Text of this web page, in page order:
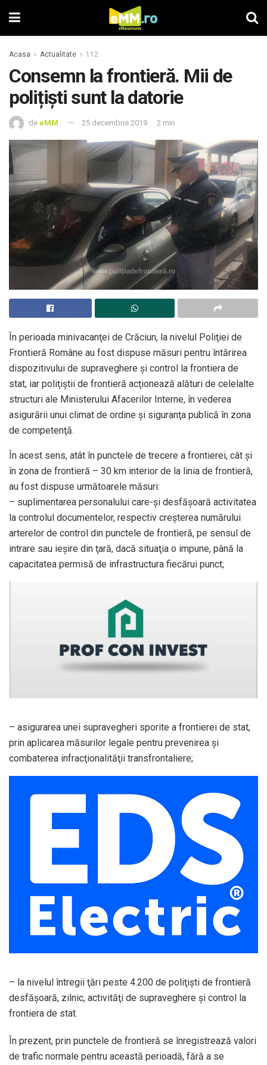
Acasa Actualitate 112
Consemn la frontieră. Mii de
polițiști sunt la datorie
de eMM 25 decembrie 2019 2 min
În perioada minivacanţei de Crăciun, la nivelul Poliţiei de
Frontieră Române au fost dispuse măsuri pentru întărirea
dispozitivului de supraveghere şi control la frontiera de
stat, iar poliţiştii de frontieră acţionează alături de celelalte
structuri ale Ministerului Afacerilor Interne, în vederea
asigurării unui climat de ordine şi siguranţa publică în zona
de competenţă.
În acest sens, atât în punctele de trecere a frontierei, cât şi
în zona de frontieră – 30 km interior de la linia de frontieră,
au fost dispuse următoarele măsuri:
– suplimentarea personalului care-şi desfăşoară activitatea
la controlul documentelor, respectiv creşterea numărului
arterelor de control din punctele de frontieră, pe sensul de
intrare sau ieşire din ţară, dacă situaţia o impune, până la
capacitatea permisă de infrastructura fiecărui punct;
– asigurarea unei supravegheri sporite a frontierei de stat,
prin aplicarea măsurilor legale pentru prevenirea şi
combaterea infracţionalităţii transfrontaliere;
– la nivelul întregii ţări peste 4.200 de poliţişti de frontieră
desfăşoară, zilnic, activităţi de supraveghere şi control la
frontiera de stat.
În prezent, prin punctele de frontieră se înregistrează valori
de trafic normale pentru această perioadă, fără a se